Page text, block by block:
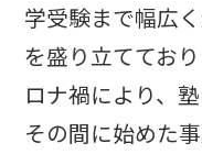
学受験まで幅広
を盛り立ててお
ロナ禍により、
その間に始めた